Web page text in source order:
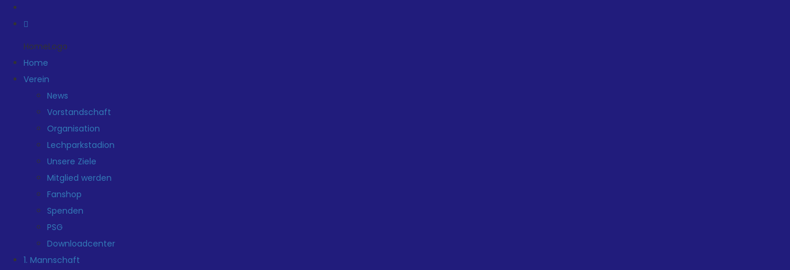
HomeLogo
Home
Verein
News
Vorstandschaft
Organisation
Lechparkstadion
Unsere Ziele
Mitglied werden
Fanshop
Spenden
PSG
Downloadcenter
1. Mannschaft